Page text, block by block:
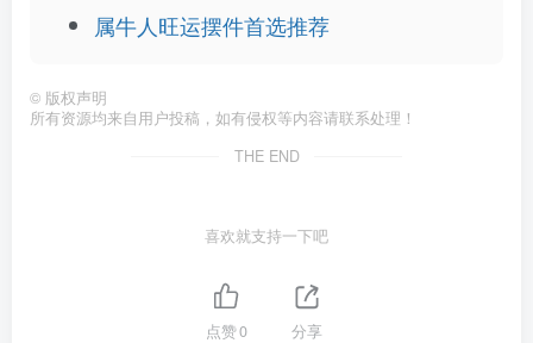
属牛人旺运摆件首选推荐
© 版权声明
所有资源均来自用户投稿，如有侵权等内容请联系处理！
THE END
喜欢就支持一下吧
点赞0 分享